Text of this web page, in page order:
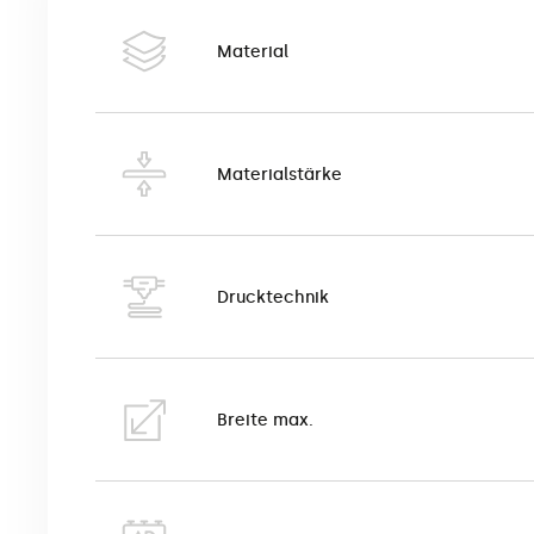
mehrfache Verkleben und Lösen, ohne die
häufigsten in Innenräumen in Form von Werbung
Die Adhäsionsfolie ist eine selbstklebende Folie,
geklebt werden, und ihre Entfernung hinterlässt
Die Adhäsionsfolie besteht aus einem weißen,
Vor dem Auftragen der Folie auf eine bestimmte
Material
Materialstärke
Drucktechnik
Breite max.